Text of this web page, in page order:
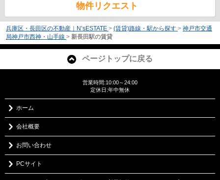
物件リクエスト
兵庫区・長田区の不動産｜N’sESTATE > (賃貸)路線・駅から探す > 神戸市交通
局神戸市西神・山手線 > 新長田駅の賃貸
ページトップに戻る
営業時間:10:00～24:00
定休日:年中無休
ホーム
会社概要
お問い合わせ
PCサイト